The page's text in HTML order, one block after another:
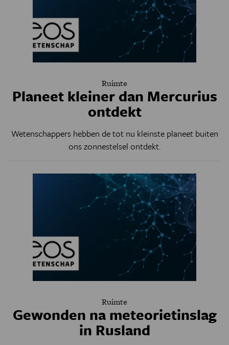
Ruimte
Planeet kleiner dan Mercurius
ontdekt
Wetenschappers hebben de tot nu kleinste planeet buiten
ons zonnestelsel ontdekt.
Ruimte
Gewonden na meteorietinslag
in Rusland